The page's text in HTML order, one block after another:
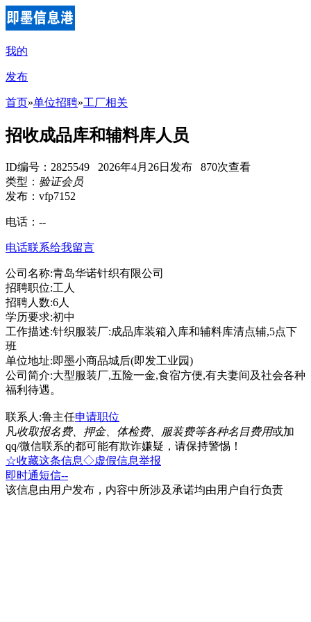
我的
发布
首页»单位招聘»工厂相关
招收成品库和辅料库人员
ID编号：2825549 2026年4月26日发布 870次查看
类型： 验证会员
发布：vfp7152
电话： --
电话联系给我留言
公司名称:青岛华诺针织有限公司
招聘职位:工人
招聘人数:6人
学历要求:初中
工作描述:针织服装厂:成品库装箱入库和辅料库清点辅,5点下
班
单位地址:即墨小商品城后(即发工业园)
公司简介:大型服装厂,五险一金,食宿方便,有夫妻间及社会各种
福利待遇。
联系人:鲁主任申请职位
凡收取报名费、押金、体检费、服装费等各种名目费用或加
qq/微信联系的都可能有欺诈嫌疑，请保持警惕！
☆收藏这条信息◇虚假信息举报
即时通短信--
该信息由用户发布，内容中所涉及承诺均由用户自行负责